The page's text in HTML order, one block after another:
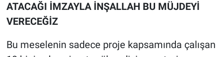
ATACAĞI İMZAYLA İNŞALLAH BU MÜJDEYİ
VERECEĞİZ
Bu meselenin sadece proje kapsamında çalışan